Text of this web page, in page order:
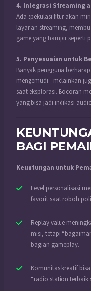
4. Integrasi Streaming
Ada spekulasi fitur akan
layanan streaming,
game yang hampir seperti
5. Penyesuaian untuk
Banyak pengguna
mengemudi—melainkan
saat eksplorasi. Bocoran
yang bisa jadi indikasi
BAGI
Keuntungan untuk
Level personalisasi
favorit saat roboh
Replay value
misi, tetapi
bagian gameplay.
Komunitas kreatif
“radio station terbaik